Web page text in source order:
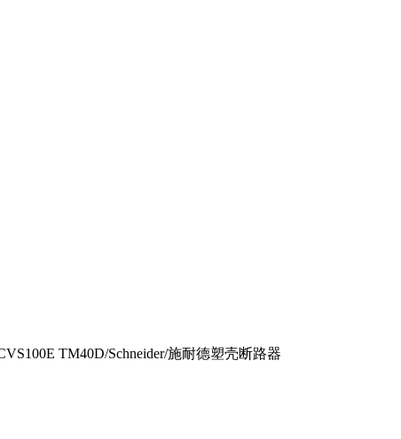
TM40D/Schneider/施耐德塑壳断路器